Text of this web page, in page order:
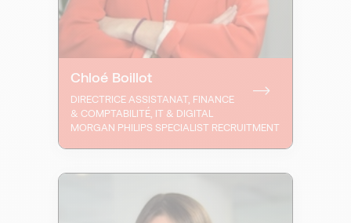
Chloé Boillot
DIRECTRICE ASSISTANAT, FINANCE
& COMPTABILITÉ, IT & DIGITAL
MORGAN PHILIPS SPECIALIST RECRUITMENT